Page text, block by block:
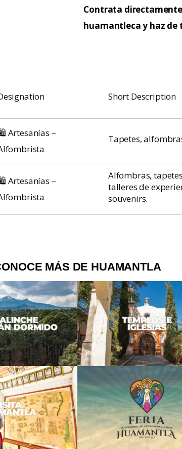
Contrata
huamantleca y haz de
Short Description
Artesanías –
Tapetes,
Artesanías –
Alfombras,
talleres de
souvenirs.
MÁS DE HUAMANTLA